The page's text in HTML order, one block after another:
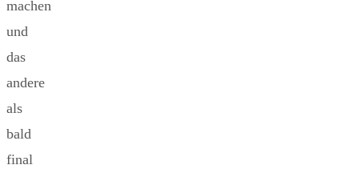
machen
und
das
andere
als
bald
final